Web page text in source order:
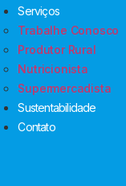
Serviços
Trabalhe Conosco
Produtor Rural
Nutricionista
Supermercadista
Sustentabilidade
Contato